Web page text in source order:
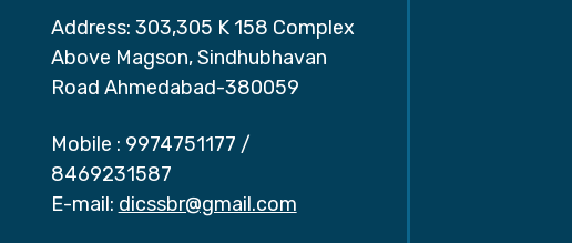
Address: 303,305 K 158 Complex
Above Magson, Sindhubhavan
Road Ahmedabad-380059
Mobile : 9974751177 /
8469231587
E-mail: dicssbr@gmail.com